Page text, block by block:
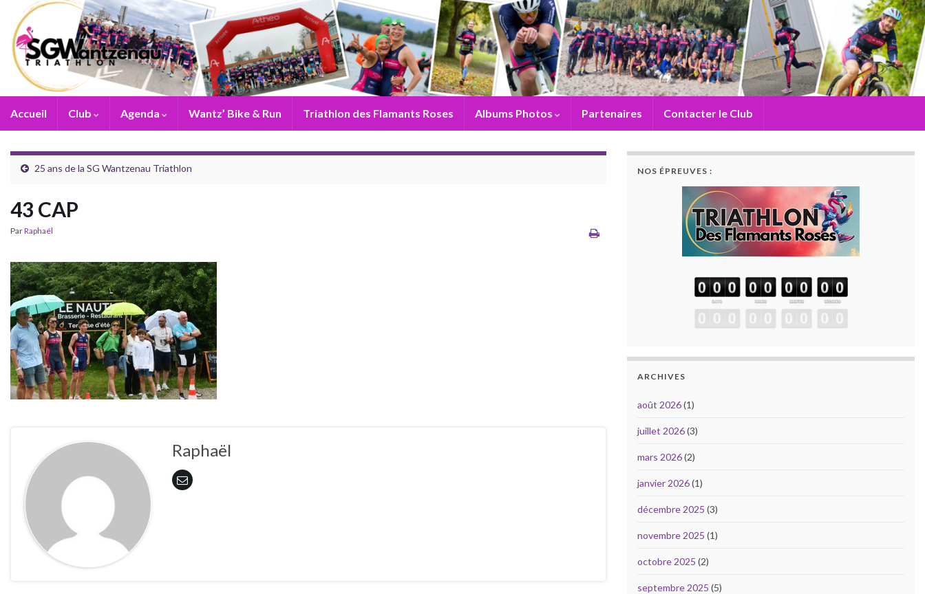
Accueil Club Agenda Wantz’ Bike & Run Triathlon des Flamants Roses Albums Photos Partenaires Contacter le Club
25 ans de la SG Wantzenau Triathlon
43 CAP
ParRaphaël
Raphaël
NOS ÉPREUVES :
ARCHIVES
août 2026(1)
juillet 2026(3)
mars 2026(2)
janvier 2026(1)
décembre 2025 (3)
novembre 2025 (1)
octobre 2025 (2)
septembre 2025 (5)